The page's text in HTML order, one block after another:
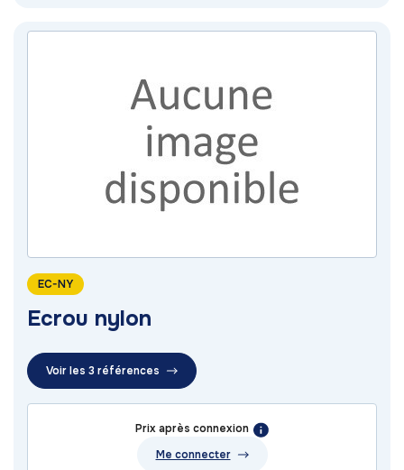
EC-NY
Ecrou nylon
Voir les 3 références
Prix après connexion
Me connecter